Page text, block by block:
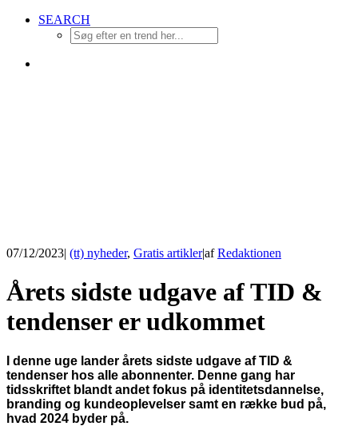
SEARCH
07/12/2023| (tt) nyheder, Gratis artikler|afRedaktionen
Årets sidste udgave af TID &
tendenser er udkommet
I denne uge lander årets sidste udgave af TID &
tendenser hos alle abonnenter. Denne gang har
tidsskriftet blandt andet fokus på identitetsdannelse,
branding og kundeoplevelser samt en række bud på,
hvad 2024 byder på.